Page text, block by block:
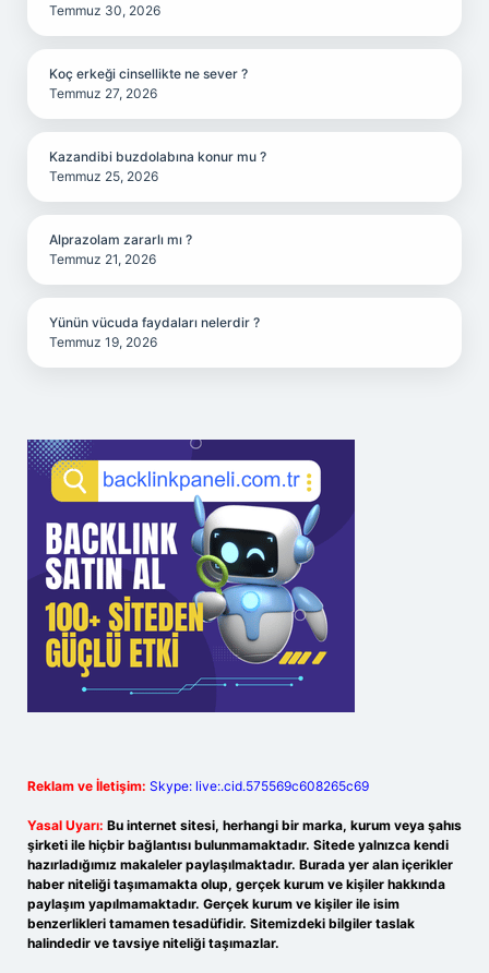
Temmuz 30, 2026
Koç erkeği cinsellikte ne sever ?
Temmuz 27, 2026
Kazandibi buzdolabına konur mu ?
Temmuz 25, 2026
Alprazolam zararlı mı ?
Temmuz 21, 2026
Yünün vücuda faydaları nelerdir ?
Temmuz 19, 2026
Reklam ve İletişim: Skype: live:.cid.575569c608265c69
Yasal Uyarı: Bu internet sitesi, herhangi bir marka, kurum veya şahıs
şirketi ile hiçbir bağlantısı bulunmamaktadır. Sitede yalnızca kendi
hazırladığımız makaleler paylaşılmaktadır. Burada yer alan içerikler
haber niteliği taşımamakta olup, gerçek kurum ve kişiler hakkında
paylaşım yapılmamaktadır. Gerçek kurum ve kişiler ile isim
benzerlikleri tamamen tesadüfidir. Sitemizdeki bilgiler taslak
halindedir ve tavsiye niteliği taşımazlar.